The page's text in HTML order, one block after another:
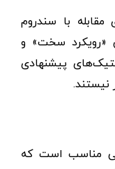
با سندروم
«رویکرد سخت» و
پیشنهادی
نیستند.
مناسب است که